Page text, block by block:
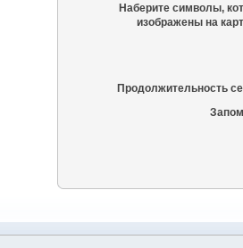
Наберите символы,
изображены на
Продолжительность